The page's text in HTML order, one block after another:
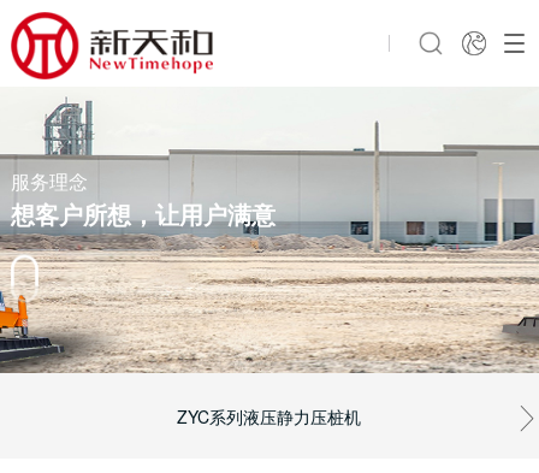
服务理念
想客户所想，让用户满意
ZYC系列液压静力压桩机